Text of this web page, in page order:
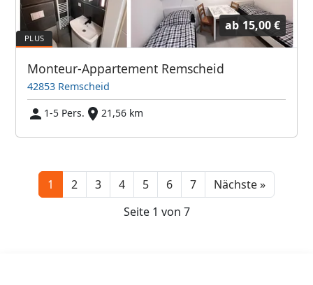
ab 15,00 €
Monteur-Appartement Remscheid
42853 Remscheid
1-5 Pers.
21,56 km
1 2 3 4 5 6 7 Nächste »Next
Seite 1 von 7